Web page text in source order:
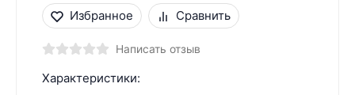
Избранное Сравнить
Написать отзыв
Характеристики: